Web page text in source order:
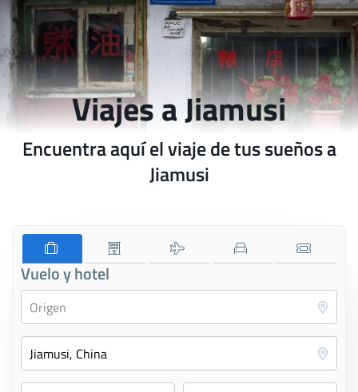
Viajes a Jiamusi
Encuentra aquí el viaje de tus sueños a
Jiamusi
Vuelo y hotel